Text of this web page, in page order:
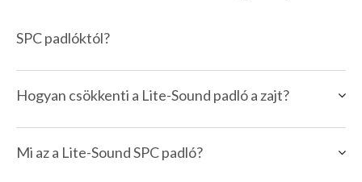
SPC padlóktól?
Hogyan csökkenti a Lite-Sound padló a zajt?
Mi az a Lite-Sound SPC padló?